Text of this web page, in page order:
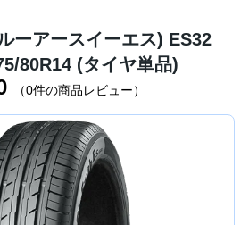
ーアースイーエス) ES32
80R14 (タイヤ単品)
（0件の商品レビュー）